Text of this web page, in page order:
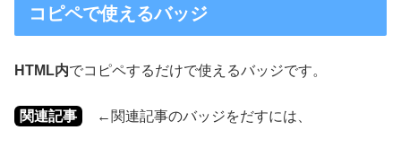
コピペで使えるバッジ
HTML内でコピペするだけで使えるバッジです。
関連記事 ←関連記事のバッジをだすには、